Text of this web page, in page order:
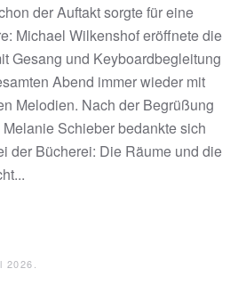
der Auftakt sorgte für eine
Michael Wilkenshof eröffnete die
Gesang und Keyboardbegleitung
Abend immer wieder mit
Melodien. Nach der Begrüßung
Schieber bedankte sich
der Bücherei: Die Räume und die
2026